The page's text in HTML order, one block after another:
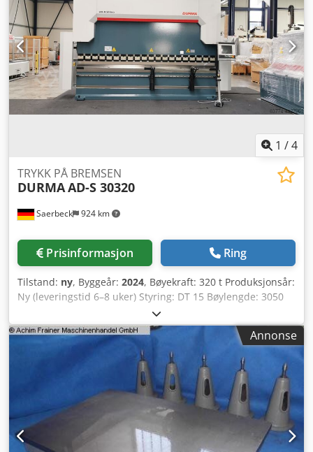
1 /4
Saerbeck 924 km
TRYKK PÅ BREMSEN
DURMAAD-S 30320
Prisinformasjon Ring
Tilstand: ny, Byggeår: 2024, Bøyekraft: 320 t Produksjonsår:
Ny (leveringstid 6–8 uker) Styring: DT 15 Bøylengde: 3050
mm Avstand mellom søyler: 2600 mm Y-hurtighastighet:
160 mm/s Y-arbeidshastighet: 10 mm/s Y-returhastighet:
140 mm/s Motorisert bombasje Cedpfefifg Hjx Ah Ieha
Bordlengde: 630 mm Bordbredde: 154 mm Bordhøyde: 900
mm Slag: 365 mm Utsparing (gap): 410 mm 2 støttearmer 2
bakanslagsfingre Kjørehastighet X-akse: 250 mm/s
Arbeidshastighet R-akse (maks.): 140 mm/s Arbeidsområde
R-akse: 250 mm Standardutstyr: Y1, Y2, X (3-akse) Y1, Y2, X
= 650 mm (dobbelt føring, aluminium) D-BEND
programvare for 3D-bøyesimulering og -innstilling Manuell
Annonse